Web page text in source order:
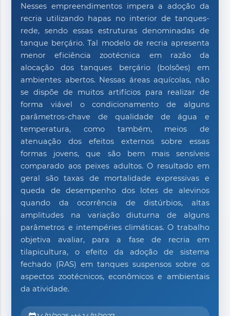
Nesses empreendimentos impera a adoção da
recria utilizando hapas no interior de tanques-
rede, sendo essas estruturas denominadas de
tanque berçário. Tal modelo de recria apresenta
menor eficiência zootécnica em razão da
alocação dos tanques berçário (bolsões) em
ambientes abertos. Nessas áreas aquícolas, não
se dispõe de muitos artifícios para realizar de
forma viável o condicionamento de alguns
parâmetros-chave de qualidade de água e
temperatura, como também, meios de
atenuação dos efeitos externos sobre essas
formas jovens, que são bem mais sensíveis
comparado aos peixes adultos. O resultado em
geral são taxas de mortalidade expressivas e
queda de desempenho dos lotes de alevinos
quando da ocorrência de distúrbios, altas
amplitudes na variação diuturna de alguns
parâmetros e intempéries climáticas. O trabalho
objetiva avaliar, para a fase de recria em
tilapicultura, o efeito da adoção de sistema
fechado (RAS) em tanques suspensos sobre os
aspectos zootécnicos, econômicos e ambientais
da atividade.